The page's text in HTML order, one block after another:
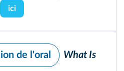
ici
de l'oral
What Is